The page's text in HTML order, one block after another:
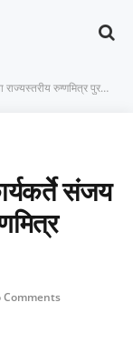
रुग्णमित्र पुरस्कार जाहीर.!
संजय
Comments